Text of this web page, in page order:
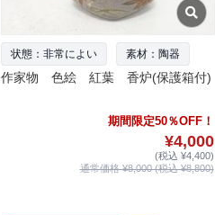
状態：非常によい 素材：陶器
作家物 色絵 紅葉 香炉(保護箱付)
期間限定50％OFF！
¥4,000
(税込 ¥4,400)
通常価格 ¥8,000 (税込 ¥8,800)